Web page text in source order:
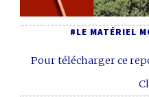
#LE MATÉRIEL
Pour télécharger ce